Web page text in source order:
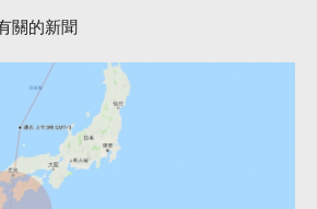
關的新聞